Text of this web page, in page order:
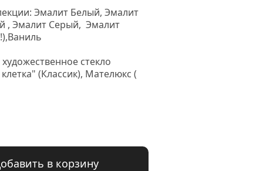
Эмалит Белый, Эмалит
, Эмалит Серый,  Эмалит
стекло
(Классик), Мателюкс (
в корзину